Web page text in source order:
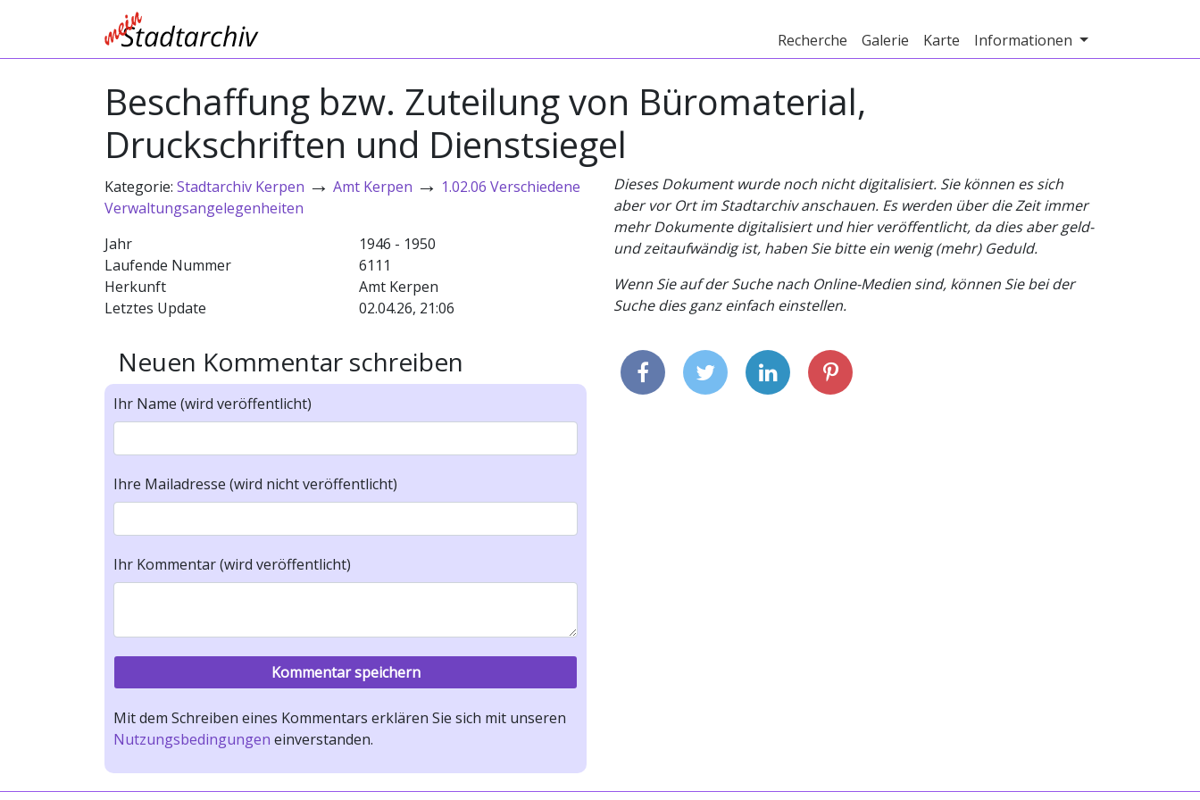
Recherche Galerie Karte Informationen
Beschaffung bzw. Zuteilung von Büromaterial,
Druckschriften und Dienstsiegel
Kategorie: Stadtarchiv Kerpen → Amt Kerpen → 1.02.06 Verschiedene
Verwaltungsangelegenheiten
Jahr
1946 - 1950
Laufende Nummer
6111
Herkunft
Amt Kerpen
Letztes Update
02.04.26, 21:06
Neuen Kommentar schreiben
Ihr Name (wird veröffentlicht)
Ihre Mailadresse (wird nicht veröffentlicht)
Ihr Kommentar (wird veröffentlicht)
Mit dem Schreiben eines Kommentars erklären Sie sich mit unseren
Nutzungsbedingungen einverstanden.
Dieses Dokument wurde noch nicht digitalisiert. Sie können es sich
aber vor Ort im Stadtarchiv anschauen. Es werden über die Zeit immer
mehr Dokumente digitalisiert und hier veröffentlicht, da dies aber geld-
und zeitaufwändig ist, haben Sie bitte ein wenig (mehr) Geduld.
Wenn Sie auf der Suche nach Online-Medien sind, können Sie bei der
Suche dies ganz einfach einstellen.